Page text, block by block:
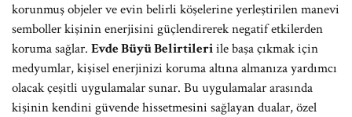
korunmuş objeler ve evin belirli köşelerine yerleştirilen manevi
semboller kişinin enerjisini güçlendirerek negatif etkilerden
koruma sağlar. Evde Büyü Belirtileriile başa çıkmak için
medyumlar, kişisel enerjinizi koruma altına almanıza yardımcı
olacak çeşitli uygulamalar sunar. Bu uygulamalar arasında
kişinin kendini güvende hissetmesini sağlayan dualar, özel